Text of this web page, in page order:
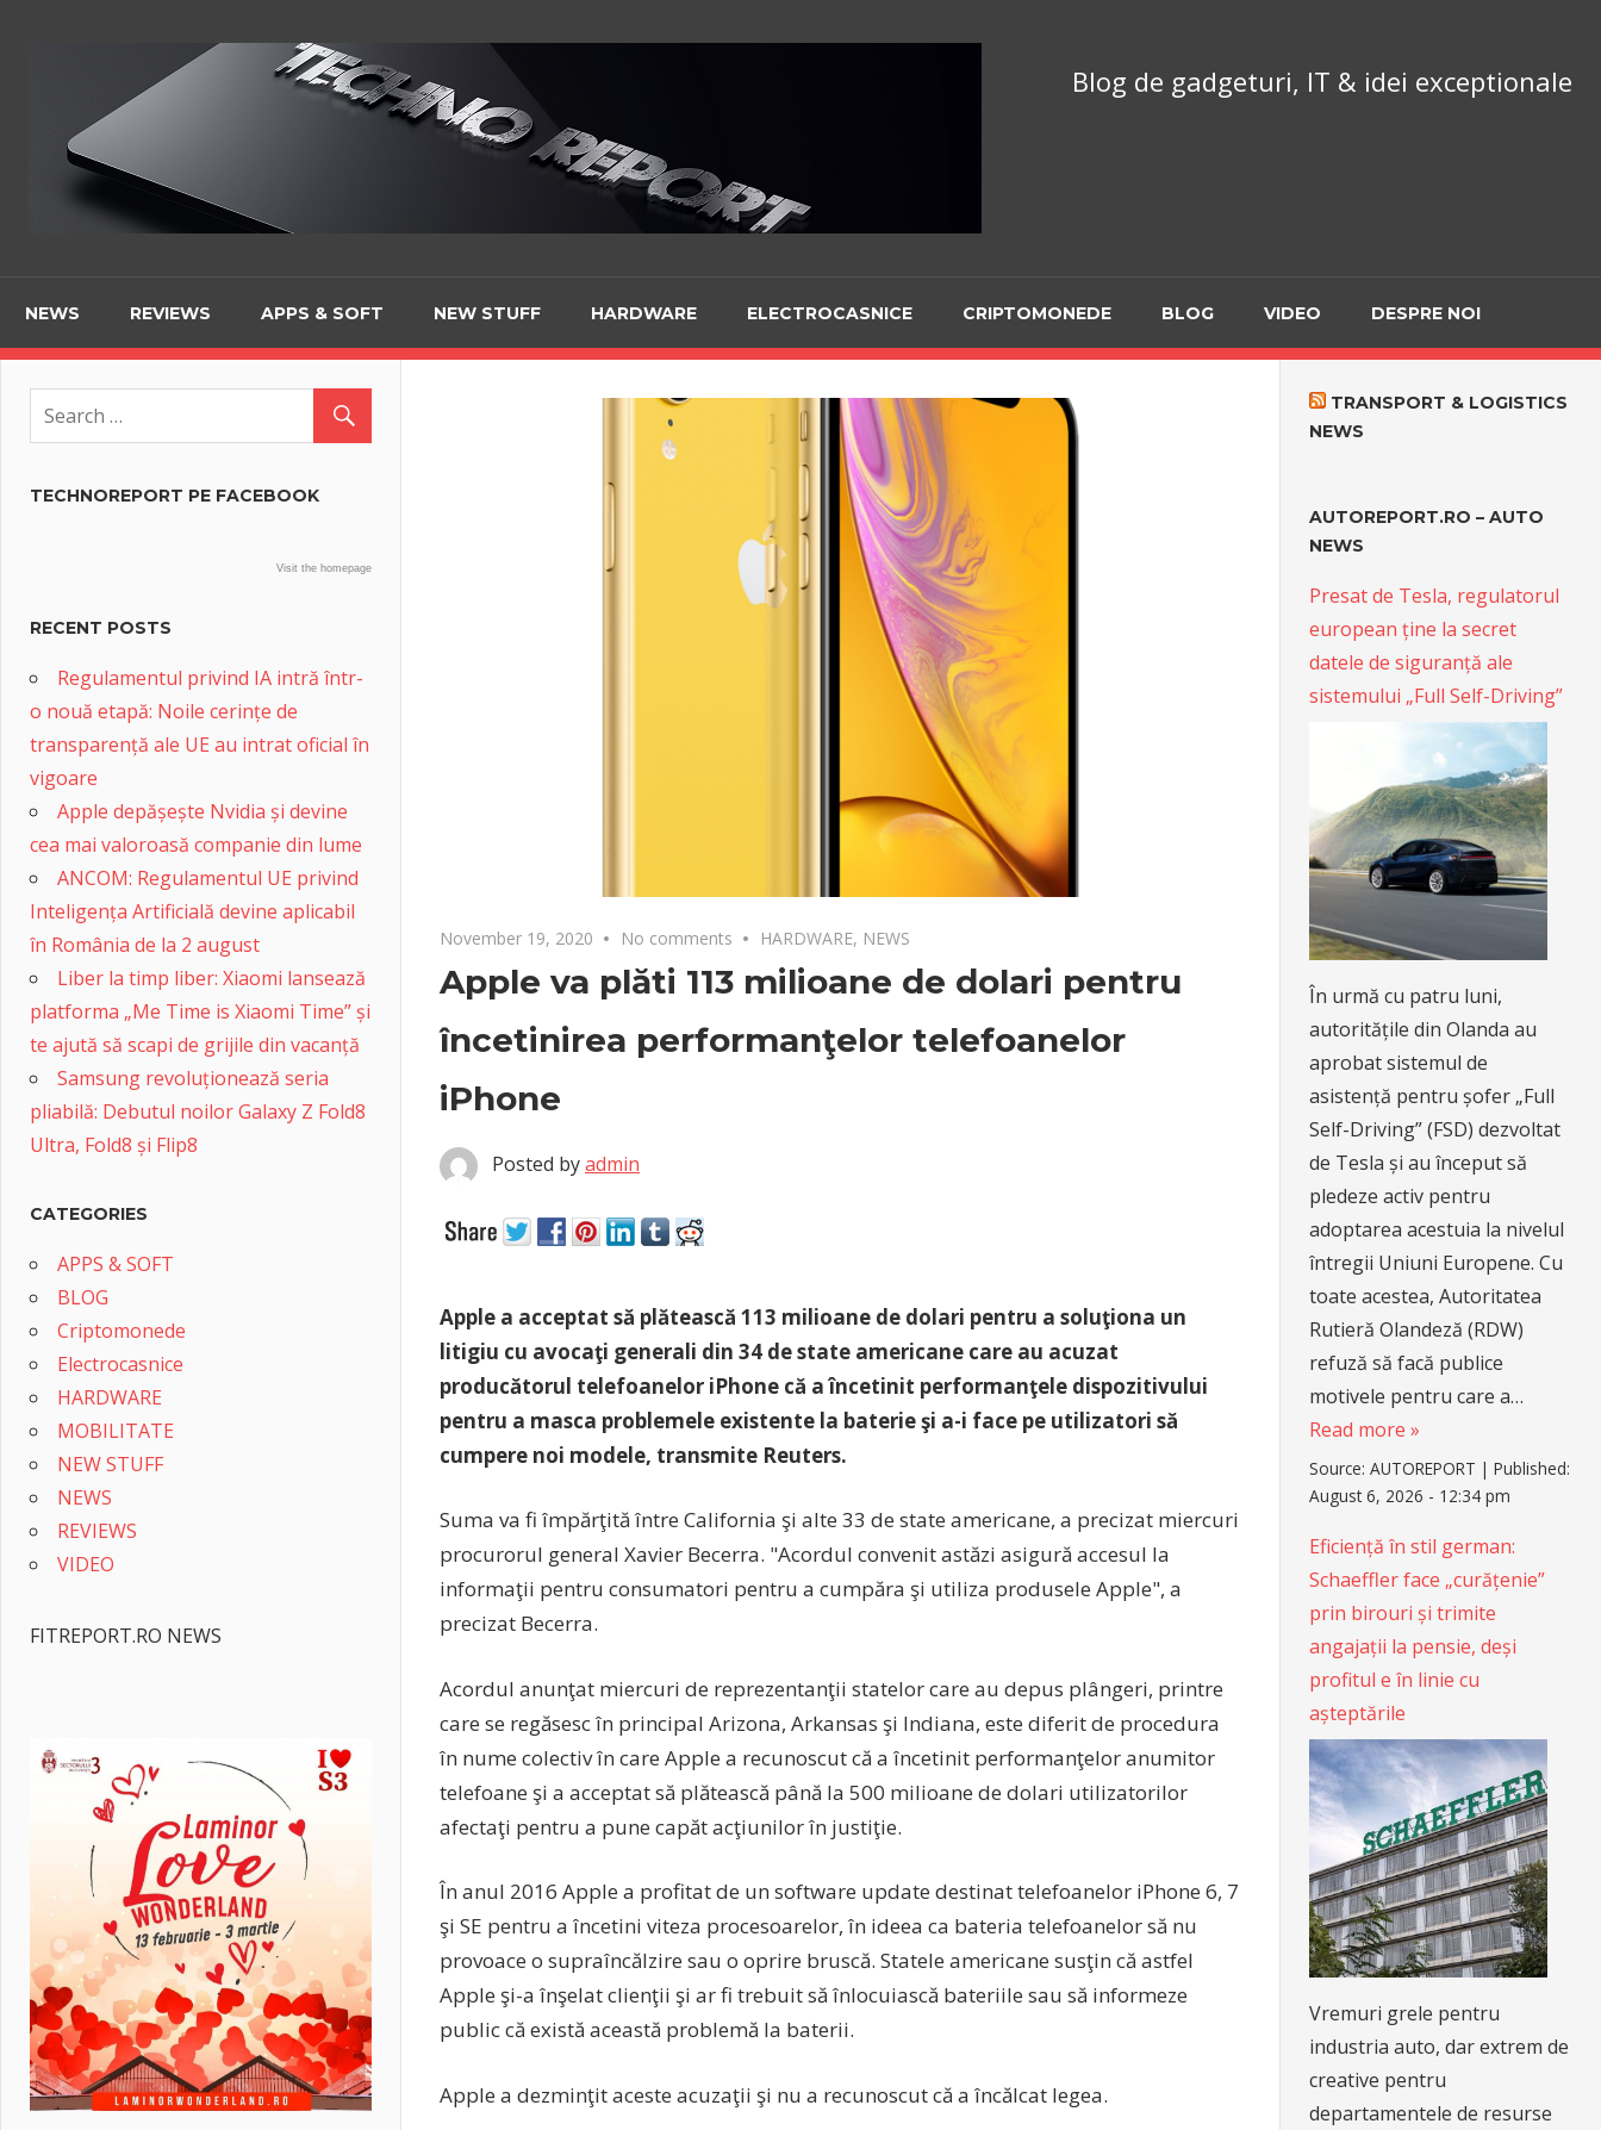
TechnoReport.ro
Blog de gadgeturi, IT & idei exceptionale
NEWS REVIEWS APPS & SOFT NEW STUFF HARDWARE ELECTROCASNICE CRIPTOMONEDE BLOG VIDEO DESPRE NOI
November 19, 2020 No comments HARDWARE, NEWS
Apple va plăti 113 milioane de dolari pentru
încetinirea performanţelor telefoanelor
iPhone
Posted byadmin
Apple a acceptat să plătească 113 milioane de dolari pentru a soluţiona un
litigiu cu avocaţi generali din 34 de state americane care au acuzat
producătorul telefoanelor iPhone că a încetinit performanţele dispozitivului
pentru a masca problemele existente la baterie şi a-i face pe utilizatori să
cumpere noi modele, transmite Reuters.
Suma va fi împărţită între California şi alte 33 de state americane, a precizat miercuri
procurorul general Xavier Becerra. "Acordul convenit astăzi asigură accesul la
informaţii pentru consumatori pentru a cumpăra şi utiliza produsele Apple", a
precizat Becerra.
Acordul anunţat miercuri de reprezentanţii statelor care au depus plângeri, printre
care se regăsesc în principal Arizona, Arkansas şi Indiana, este diferit de procedura
în nume colectiv în care Apple a recunoscut că a încetinit performanţelor anumitor
telefoane şi a acceptat să plătească până la 500 milioane de dolari utilizatorilor
afectaţi pentru a pune capăt acţiunilor în justiţie.
În anul 2016 Apple a profitat de un software update destinat telefoanelor iPhone 6, 7
şi SE pentru a încetini viteza procesoarelor, în ideea ca bateria telefoanelor să nu
provoace o supraîncălzire sau o oprire bruscă. Statele americane susţin că astfel
Apple şi-a înşelat clienţii şi ar fi trebuit să înlocuiască bateriile sau să informeze
public că există această problemă la baterii.
Apple a dezminţit aceste acuzaţii şi nu a recunoscut că a încălcat legea.
TECHNOREPORT PE FACEBOOK
Visit the homepage
RECENT POSTS
Regulamentul privind IA intră într-
o nouă etapă: Noile cerințe de
transparență ale UE au intrat oficial în
vigoare
Apple depășește Nvidia și devine
cea mai valoroasă companie din lume
ANCOM: Regulamentul UE privind
Inteligența Artificială devine aplicabil
în România de la 2 august
Liber la timp liber: Xiaomi lansează
platforma „Me Time is Xiaomi Time” și
te ajută să scapi de grijile din vacanță
Samsung revoluționează seria
pliabilă: Debutul noilor Galaxy Z Fold8
Ultra, Fold8 și Flip8
CATEGORIES
APPS & SOFT
BLOG
Criptomonede
Electrocasnice
HARDWARE
MOBILITATE
NEW STUFF
NEWS
REVIEWS
VIDEO
FITREPORT.RO NEWS
TRANSPORT & LOGISTICS
NEWS
AUTOREPORT.RO – AUTO
NEWS
Presat de Tesla, regulatorul
european ține la secret
datele de siguranță ale
sistemului „Full Self-Driving”
În urmă cu patru luni,
autoritățile din Olanda au
aprobat sistemul de
asistență pentru șofer „Full
Self-Driving” (FSD) dezvoltat
de Tesla și au început să
pledeze activ pentru
adoptarea acestuia la nivelul
întregii Uniuni Europene. Cu
toate acestea, Autoritatea
Rutieră Olandeză (RDW)
refuză să facă publice
motivele pentru care a…
Read more »
Source:AUTOREPORT |Published:
August 6, 2026 - 12:34 pm
Eficiență în stil german:
Schaeffler face „curățenie”
prin birouri și trimite
angajații la pensie, deși
profitul e în linie cu
așteptările
Vremuri grele pentru
industria auto, dar extrem de
creative pentru
departamentele de resurse